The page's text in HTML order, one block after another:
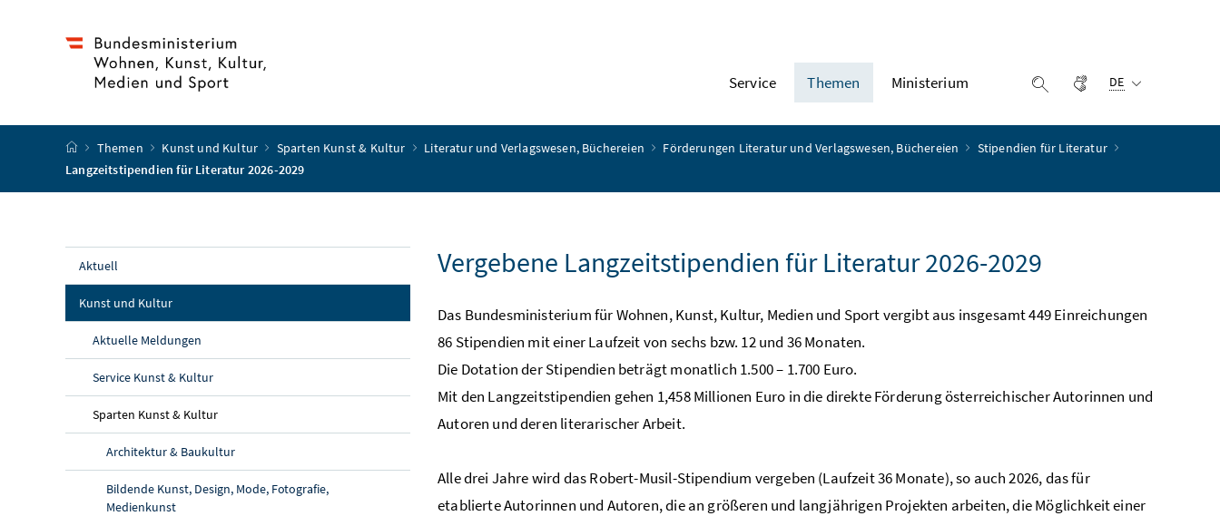
Service Themen Ministerium Suche einblenden
Gebärdensprache
DE
Startseite
Themen Kunst und Kultur Sparten Kunst & Kultur Literatur und Verlagswesen, Büchereien Förderungen Literatur und Verlagswesen, Büchereien
Stipendien für Literatur
Langzeitstipendien für Literatur 2026-2029
Aktuell
Kunst und Kultur
Aktuelle Meldungen
Service Kunst & Kultur
Sparten Kunst & Kultur
Architektur & Baukultur
Bildende Kunst, Design, Mode, Fotografie,
Medienkunst
Vergebene Langzeitstipendien für Literatur 2026-2029
Das Bundesministerium für Wohnen, Kunst, Kultur, Medien und Sport vergibt aus insgesamt 449 Einreichungen
86 Stipendien mit einer Laufzeit von sechs bzw. 12 und 36 Monaten.
Die Dotation der Stipendien beträgt monatlich 1.500 – 1.700 Euro.
Mit den Langzeitstipendien gehen 1,458 Millionen Euro in die direkte Förderung österreichischer Autorinnen und
Autoren und deren literarischer Arbeit.
Alle drei Jahre wird das Robert-Musil-Stipendium vergeben (Laufzeit 36 Monate), so auch 2026, das für
etablierte Autorinnen und Autoren, die an größeren und langjährigen Projekten arbeiten, die Möglichkeit einer